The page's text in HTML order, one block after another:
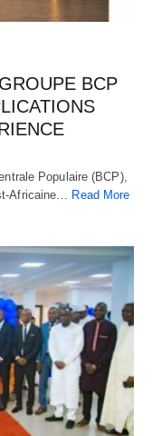
BCP
Populaire (BCP),
Africaine… Read More